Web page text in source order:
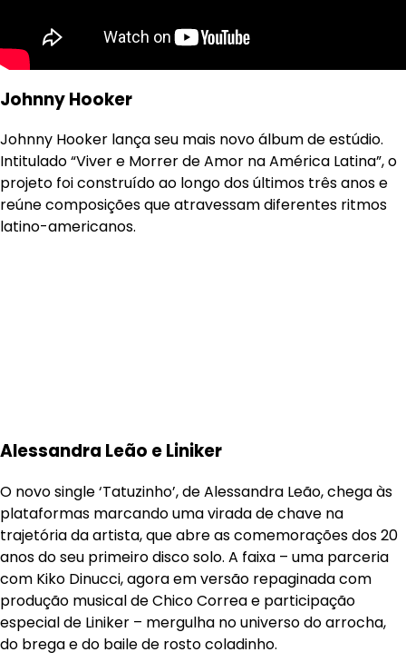
Johnny Hooker
Johnny Hooker lança seu mais novo álbum de estúdio.
Intitulado “Viver e Morrer de Amor na América Latina”, o
projeto foi construído ao longo dos últimos três anos e
reúne composições que atravessam diferentes ritmos
latino-americanos.
Alessandra Leão e Liniker
O novo single ‘Tatuzinho’, de Alessandra Leão, chega às
plataformas marcando uma virada de chave na
trajetória da artista, que abre as comemorações dos 20
anos do seu primeiro disco solo. A faixa – uma parceria
com Kiko Dinucci, agora em versão repaginada com
produção musical de Chico Correa e participação
especial de Liniker – mergulha no universo do arrocha,
do brega e do baile de rosto coladinho.